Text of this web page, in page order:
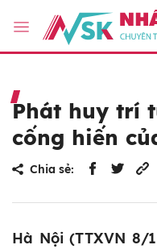
Phát huy trí
cống hiến
Chia sẻ:
Hà Nội (TTXVN 8/